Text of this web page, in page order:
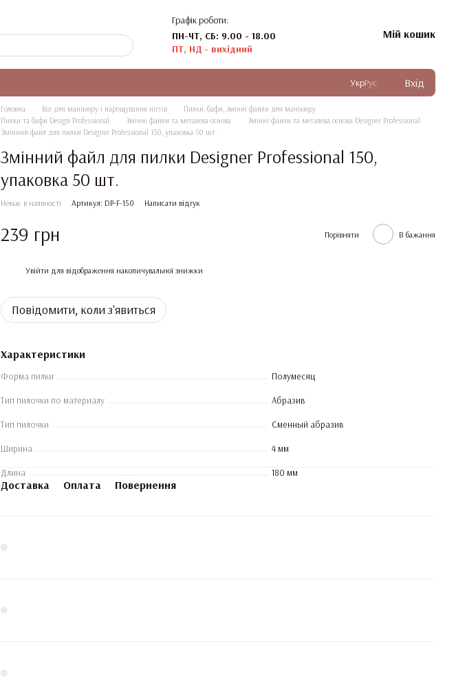
Графік роботи:
ПН-ЧТ, СБ: 9.00 - 18.00
ПТ, НД - вихідний
Мій кошик
УкрРус Вхід
Головна Все для манікюру і нарощування нігтів
Пилки, бафи, змінні файли для манікюру
Пилки та бафи Design Professional
Змінні файли та металева основа
Змінні файли та металева основа Designer Professional
Змінний файл для пилки Designer Professional 150, упаковка 50 шт.
Змінний файл для пилки Designer Professional 150,
упаковка 50 шт.
Немає в наявності Артикул: DP-F-150 Написати відгук
239 грн Порівняти В бажання
Увійти для відображення накопичувальної знижки
Повідомити, коли з'явиться
Характеристики
Форма пилки Полумесяц
Тип пилочки по материалу Абразив
Тип пилочки Сменный абразив
Ширина 4 мм
Длина 180 мм
Доставка Оплата Повернення